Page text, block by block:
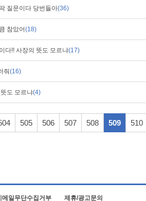
질문이다 당번들아(36)
참았어(18)
다!! 사장의 뜻도 모르냐(17)
줘(16)
도 모르냐(4)
505 506 507 508 509 510
메일무단수집거부 제휴/광고문의